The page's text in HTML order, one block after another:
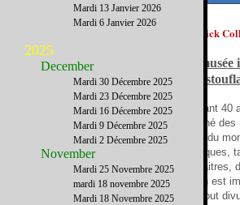
La Frick
Un
Pendant
déniché
coins du
asiatiques,
de maitres,
collection du riche industriel de Pittsburgh est
que l’hôtel particulier qui l’abrite ne peut tout
Mardi 13 Janvier 2026
Mardi 6 Janvier 2026
2025
December
Mardi 30 Décembre 2025
Mardi 23 Décembre 2025
Mardi 16 Décembre 2025
Mardi 9 Décembre 2025
Mardi 2 Décembre 2025
November
Mardi 25 Novembre 2025
mardi 18 novembre 2025
Mardi 18 Novembre 2025